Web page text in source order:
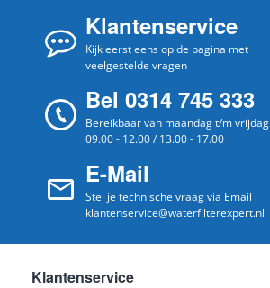
Klantenservice
Kijk eerst eens op de pagina met
veelgestelde vragen
Bel 0314 745 333
Bereikbaar van maandag t/m vrijdag
09.00 - 12.00 / 13.00 - 17.00
E-Mail
Stel je technische vraag via Email
klantenservice@waterfilterexpert.nl
Klantenservice